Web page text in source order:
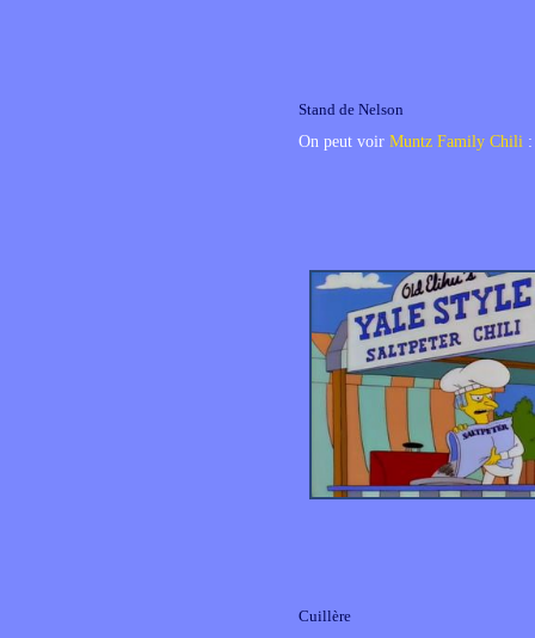
Stand de Nelson
On peut voir Muntz Family Chili
Cuillère